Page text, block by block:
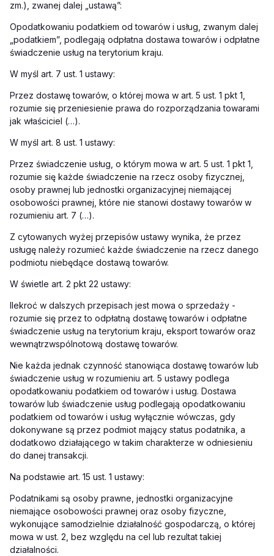
zm.), zwanej dalej „ustawą”:
Opodatkowaniu podatkiem od towarów i usług, zwanym dalej
„podatkiem”, podlegają odpłatna dostawa towarów i odpłatne
świadczenie usług na terytorium kraju.
W myśl art. 7 ust. 1 ustawy:
Przez dostawę towarów, o której mowa w art. 5 ust. 1 pkt 1,
rozumie się przeniesienie prawa do rozporządzania towarami
jak właściciel (…).
W myśl art. 8 ust. 1 ustawy:
Przez świadczenie usług, o którym mowa w art. 5 ust. 1 pkt 1,
rozumie się każde świadczenie na rzecz osoby fizycznej,
osoby prawnej lub jednostki organizacyjnej niemającej
osobowości prawnej, które nie stanowi dostawy towarów w
rozumieniu art. 7 (…).
Z cytowanych wyżej przepisów ustawy wynika, że przez
usługę należy rozumieć każde świadczenie na rzecz danego
podmiotu niebędące dostawą towarów.
W świetle art. 2 pkt 22 ustawy:
Ilekroć w dalszych przepisach jest mowa o sprzedaży -
rozumie się przez to odpłatną dostawę towarów i odpłatne
świadczenie usług na terytorium kraju, eksport towarów oraz
wewnątrzwspólnotową dostawę towarów.
Nie każda jednak czynność stanowiąca dostawę towarów lub
świadczenie usług w rozumieniu art. 5 ustawy podlega
opodatkowaniu podatkiem od towarów i usług. Dostawa
towarów lub świadczenie usług podlegają opodatkowaniu
podatkiem od towarów i usług wyłącznie wówczas, gdy
dokonywane są przez podmiot mający status podatnika, a
dodatkowo działającego w takim charakterze w odniesieniu
do danej transakcji.
Na podstawie art. 15 ust. 1 ustawy:
Podatnikami są osoby prawne, jednostki organizacyjne
niemające osobowości prawnej oraz osoby fizyczne,
wykonujące samodzielnie działalność gospodarczą, o której
mowa w ust. 2, bez względu na cel lub rezultat takiej
działalności.